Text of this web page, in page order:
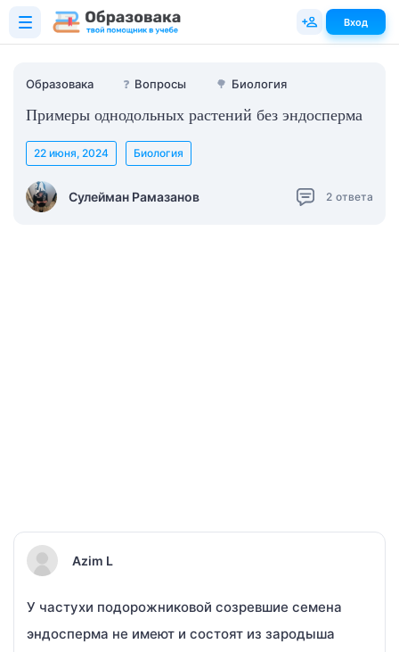
Образовака ❓ Вопросы 🌳 Биология
Примеры однодольных растений без эндосперма
Сулейман Рамазанов
22 июня, 2024 Биология
2 ответа
Azim L
У частухи подорожниковой созревшие семена
эндосперма не имеют и состоят из зародыша
Вход